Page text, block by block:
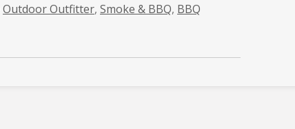
Outdoor Outfitter, Smoke & BBQ, BBQ